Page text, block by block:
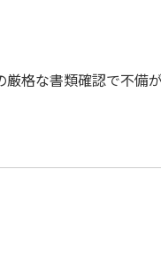
格な書類確認で不備が